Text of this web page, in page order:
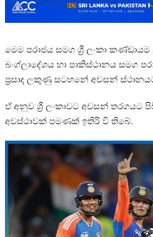
මෙම පරාජය සමග ශ්‍රී ලංකා
බංග්ලාදේශය හා පාකිස්ථානය සමග
ප්‍රසාද ලකුණු සටහනේ අවසන්
ඒ අනුව ශ්‍රී ලංකාවට අවසන් තරගයට
අවස්ථාවක් පමණක් ඉතිරි වී තිබේ.